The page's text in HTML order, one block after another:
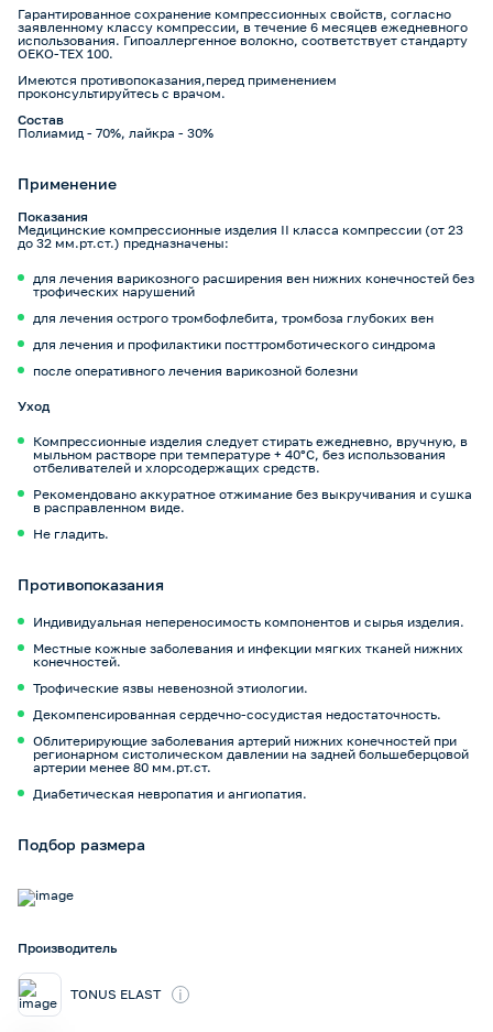
Гарантированное сохранение компрессионных свойств, согласно
заявленному классу компрессии, в течение 6 месяцев ежедневного
использования. Гипоаллергенное волокно, соответствует стандарту
OEKO-TEX 100.
Имеются противопоказания,перед применением
проконсультируйтесь с врачом.
Состав
Полиамид - 70%, лайкра - 30%
Применение
Показания
Медицинские компрессионные изделия II класса компрессии (от 23
до 32 мм.рт.ст.) предназначены:
для лечения варикозного расширения вен нижних конечностей без
трофических нарушений
для лечения острого тромбофлебита, тромбоза глубоких вен
для лечения и профилактики посттромботического синдрома
после оперативного лечения варикозной болезни
Уход
Компрессионные изделия следует стирать ежедневно, вручную, в
мыльном растворе при температуре + 40°С, без использования
отбеливателей и хлорсодержащих средств.
Рекомендовано аккуратное отжимание без выкручивания и сушка
в расправленном виде.
Не гладить.
Противопоказания
Индивидуальная непереносимость компонентов и сырья изделия.
Местные кожные заболевания и инфекции мягких тканей нижних
конечностей.
Трофические язвы невенозной этиологии.
Декомпенсированная сердечно-сосудистая недостаточность.
Облитерирующие заболевания артерий нижних конечностей при
регионарном систолическом давлении на задней большеберцовой
артерии менее 80 мм.рт.ст.
Диабетическая невропатия и ангиопатия.
Подбор размера
Производитель
TONUS ELAST i